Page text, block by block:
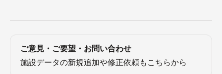
ご意見・ご要望・お問い合わせ
施設データの新規追加や修正依頼もこちらから